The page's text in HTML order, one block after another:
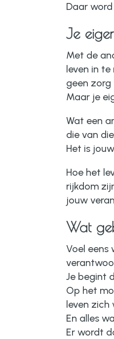
Daar
Je
Met de
leven in
geen zorg
Maar je
Wat een
die van
Het is
Hoe het
rijkdom
jouw
Wat
Voel eens
Je begint
Op het
leven zich
En alles
Er wordt